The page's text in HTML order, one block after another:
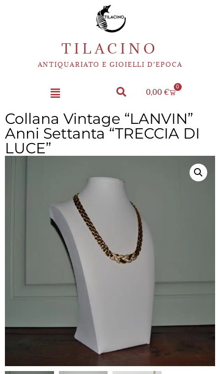
TILACINO
ANTIQUARIATO E GIOIELLI D’EPOCA
0,00 €
0
Collana Vintage “LANVIN”
Anni Settanta “TRECCIA DI
LUCE”